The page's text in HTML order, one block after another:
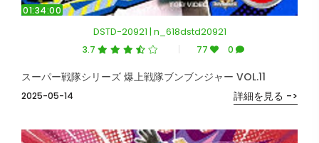
01:34:00
DSTD-20921 | n_618dstd20921
3.7 77 0
2025-05-14
スーパー戦隊シリーズ 爆上戦隊ブンブンジャー VOL.11
詳細を見る ->